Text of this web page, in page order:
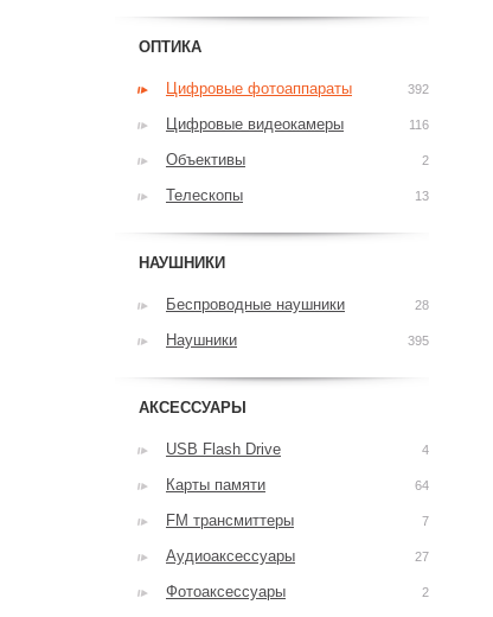
ОПТИКА
Цифровые фотоаппараты 392
Цифровые видеокамеры 116
Объективы 2
Телескопы 13
НАУШНИКИ
Беспроводные наушники 28
Наушники 395
АКСЕССУАРЫ
USB Flash Drive 4
Карты памяти 64
FM трансмиттеры 7
Аудиоаксессуары 27
Фотоаксессуары 2